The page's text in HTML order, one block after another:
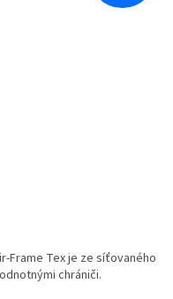
Frame Tex je ze síťovaného
chrániči.